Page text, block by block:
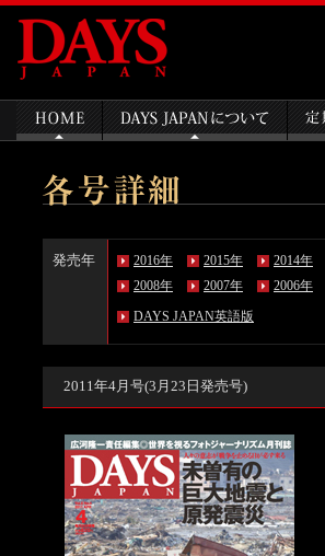
発売年 2016年 2015年 2014年
2008年
2007年 2006年
DAYS JAPAN英語版
2011年4月号(3月23日発売号)